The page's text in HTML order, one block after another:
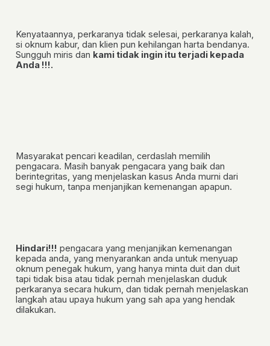
Kenyataannya, perkaranya tidak selesai, perkaranya kalah,
si oknum kabur, dan klien pun kehilangan harta bendanya.
Sungguh miris dan kami tidak ingin itu terjadi kepada
Anda !!!.
Masyarakat pencari keadilan, cerdaslah memilih
pengacara. Masih banyak pengacara yang baik dan
berintegritas, yang menjelaskan kasus Anda murni dari
segi hukum, tanpa menjanjikan kemenangan apapun.
Hindari!!! pengacara yang menjanjikan kemenangan
kepada anda, yang menyarankan anda untuk menyuap
oknum penegak hukum, yang hanya minta duit dan duit
tapi tidak bisa atau tidak pernah menjelaskan duduk
perkaranya secara hukum, dan tidak pernah menjelaskan
langkah atau upaya hukum yang sah apa yang hendak
dilakukan.